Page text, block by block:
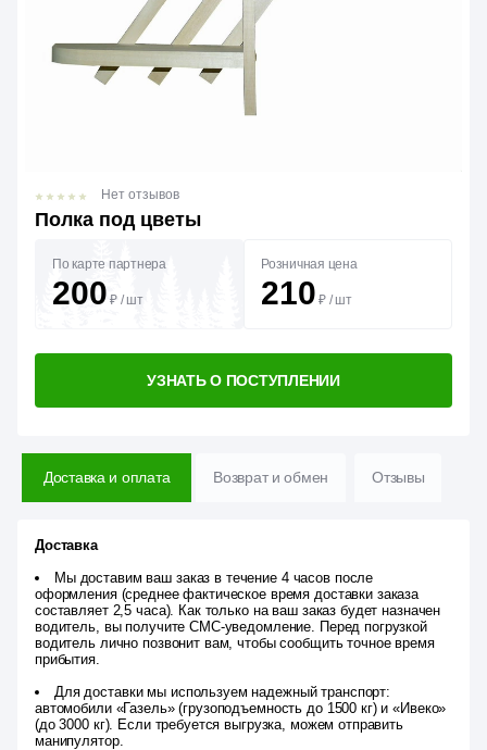
Полка под цветы
Нет отзывов
По карте партнера
200 ₽ / шт
Розничная цена
210 ₽ / шт
УЗНАТЬ О ПОСТУПЛЕНИИ
Доставка и оплата Возврат и обмен Отзывы
Доставка
Мы доставим ваш заказ в течение 4 часов после
оформления (среднее фактическое время доставки заказа
составляет 2,5 часа). Как только на ваш заказ будет назначен
водитель, вы получите СМС-уведомление. Перед погрузкой
водитель лично позвонит вам, чтобы сообщить точное время
прибытия.
Для доставки мы используем надежный транспорт:
автомобили «Газель» (грузоподъемность до 1500 кг) и «Ивеко»
(до 3000 кг). Если требуется выгрузка, можем отправить
манипулятор.